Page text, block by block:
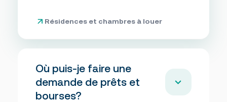
Résidences et chambres à louer
Où puis-je faire une
demande de prêts et
bourses?